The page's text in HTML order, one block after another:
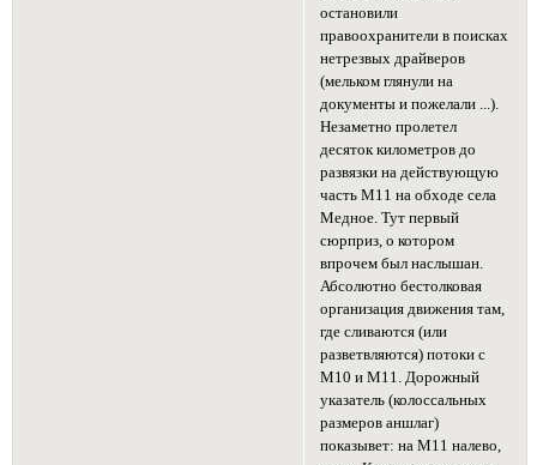
остановили
правоохранители в поисках
нетрезвых драйверов
(мельком глянули на
документы и пожелали ...).
Незаметно пролетел
десяток километров до
развязки на действующую
часть М11 на обходе села
Медное. Тут первый
сюрприз, о котором
впрочем был наслышан.
Абсолютно бестолковая
организация движения там,
где сливаются (или
разветвляются) потоки с
М10 и М11. Дорожный
указатель (колоссальных
размеров аншлаг)
показывет: на М11 налево,